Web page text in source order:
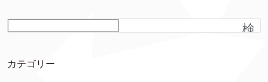
検
カテゴリー